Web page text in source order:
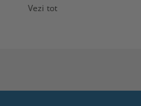
Vezi tot